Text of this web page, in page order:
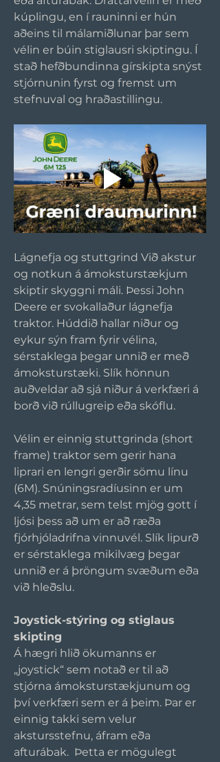
kúplingu, en í rauninni er hún
aðeins til málamiðlunar þar sem
vélin er búin stiglausri skiptingu. Í
stað hefðbundinna gírskipta snýst
stjórnunin fyrst og fremst um
stefnuval og hraðastillingu.
Lágnefja og stuttgrind Við akstur
og notkun á ámoksturstækjum
skiptir skyggni máli. Þessi John
Deere er svokallaður lágnefja
traktor. Húddið hallar niður og
eykur sýn fram fyrir vélina,
sérstaklega þegar unnið er með
ámoksturstæki. Slík hönnun
auðveldar að sjá niður á verkfæri á
borð við rúllugreip eða skóflu.
Vélin er einnig stuttgrinda (short
frame) traktor sem gerir hana
liprari en lengri gerðir sömu línu
(6M). Snúningsradíusinn er um
4,35 metrar, sem telst mjög gott í
ljósi þess að um er að ræða
fjórhjóladrifna vinnuvél. Slík lipurð
er sérstaklega mikilvæg þegar
unnið er á þröngum svæðum eða
við hleðslu.
Joystick-stýring og stiglaus
skipting
Á hægri hlið ökumanns er
„joystick“ sem notað er til að
stjórna ámoksturstækjunum og
því verkfæri sem er á þeim. Þar er
einnig takki sem velur
akstursstefnu, áfram eða
afturábak.  Þetta er mögulegt